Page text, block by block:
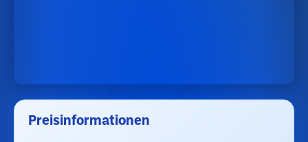
Preisinformationen